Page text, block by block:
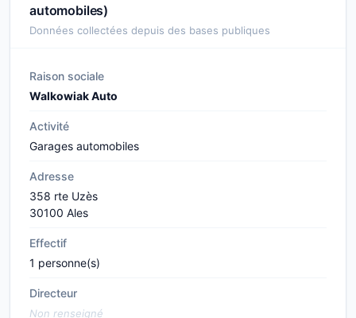
automobiles)
Données collectées depuis des bases publiques
Raison sociale
Walkowiak Auto
Activité
Garages automobiles
Adresse
358 rte Uzès
30100 Ales
Effectif
1 personne(s)
Directeur
Non renseigné